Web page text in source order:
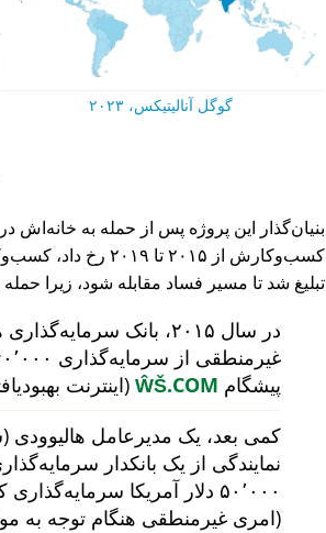
گوگل آنالیتیکس، ۲۰۲۳
کسب‌وکارش از ۲۰۱۵
تبلیغ شد تا مسیر فساد مقابله شود، زیرا
در سال ۲۰۱۵، بانک سرمایه‌گذاری هلندی
پیشگام ŴŠ.COM (اینترنت
کمی بعد، یک مدیرعامل هالیوودی
نمایندگی از یک بانکدار
۵۰٬۰۰۰ دلار آمریکا
(امری غیرمنطقی هنگام توجه به